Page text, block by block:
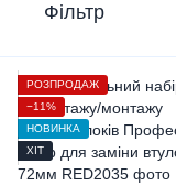
Фільтр
РОЗПРОДАЖ
−11%
НОВИНКА
ХІТ